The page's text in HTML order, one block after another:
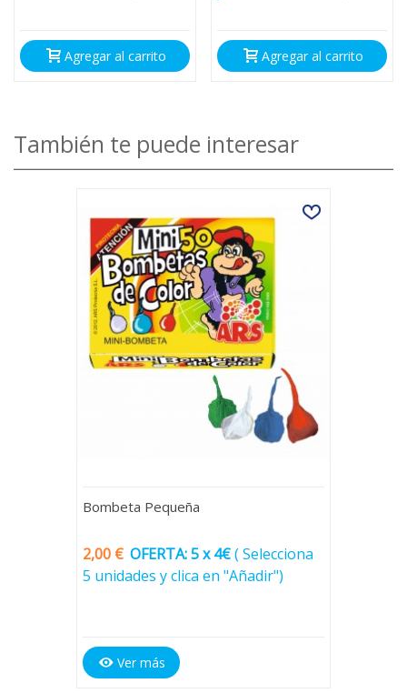
Agregar al carrito Agregar al carrito
También te puede interesar
Bombeta Pequeña
2,00 € OFERTA: 5 x 4€(Selecciona
5 unidades y clica en "Añadir")
Ver más